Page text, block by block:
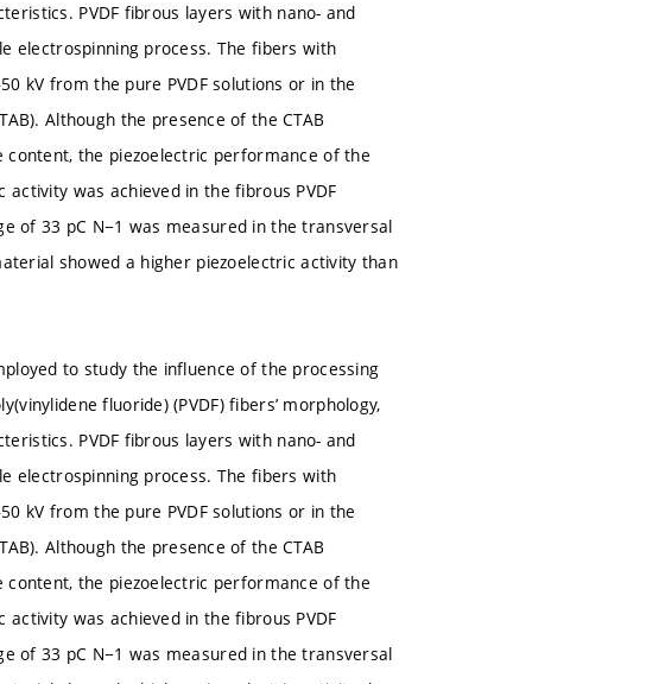
PVDF fibrous layers with nano- and
electrospinning process. The fibers with
kV from the pure PVDF solutions or in the
Although the presence of the CTAB
the piezoelectric performance of the
was achieved in the fibrous PVDF
of 33 pC N−1 was measured in the transversal
showed a higher piezoelectric activity than
to study the influence of the processing
fluoride) (PVDF) fibers’ morphology,
PVDF fibrous layers with nano- and
electrospinning process. The fibers with
kV from the pure PVDF solutions or in the
Although the presence of the CTAB
the piezoelectric performance of the
was achieved in the fibrous PVDF
of 33 pC N−1 was measured in the transversal